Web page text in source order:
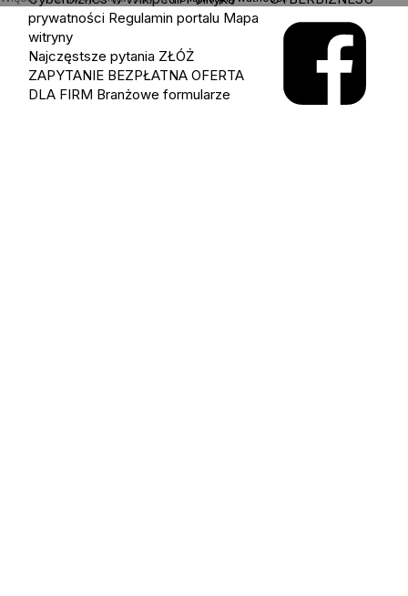
prywatności Regulamin portalu Mapa
witryny
Najczęstsze pytania ZŁÓŻ
ZAPYTANIE BEZPŁATNA OFERTA
DLA FIRM Branżowe formularze